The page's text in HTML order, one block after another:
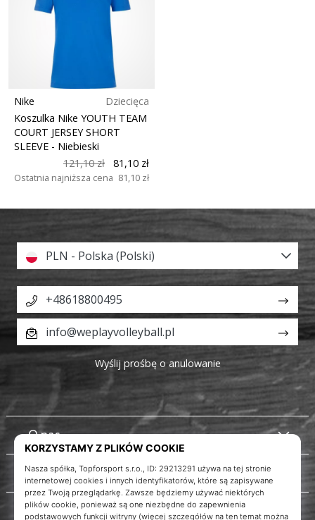
Nike
Dziecięca
Koszulka Nike YOUTH TEAM
COURT JERSEY SHORT
SLEEVE - Niebieski
121,10 zł
81,10 zł
Ostatnia najniższa cena 81,10 zł
O nas
Obsługa klienta
PLN - Polska (Polski)
+48618800495
info@weplayvolleyball.pl
Wyślij prośbę o anulowanie